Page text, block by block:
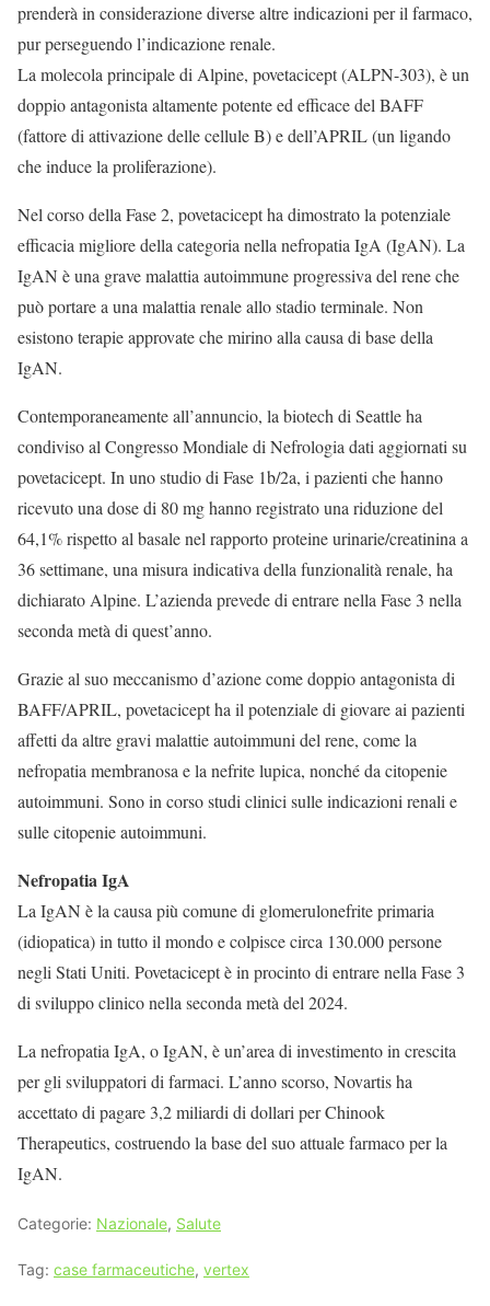
prenderà in considerazione diverse altre indicazioni per il farmaco,
pur perseguendo l’indicazione renale.
La molecola principale di Alpine, povetacicept (ALPN-303), è un
doppio antagonista altamente potente ed efficace del BAFF
(fattore di attivazione delle cellule B) e dell’APRIL (un ligando
che induce la proliferazione).
Nel corso della Fase 2, povetacicept ha dimostrato la potenziale
efficacia migliore della categoria nella nefropatia IgA (IgAN). La
IgAN è una grave malattia autoimmune progressiva del rene che
può portare a una malattia renale allo stadio terminale. Non
esistono terapie approvate che mirino alla causa di base della
IgAN.
Contemporaneamente all’annuncio, la biotech di Seattle ha
condiviso al Congresso Mondiale di Nefrologia dati aggiornati su
povetacicept. In uno studio di Fase 1b/2a, i pazienti che hanno
ricevuto una dose di 80 mg hanno registrato una riduzione del
64,1% rispetto al basale nel rapporto proteine urinarie/creatinina a
36 settimane, una misura indicativa della funzionalità renale, ha
dichiarato Alpine. L’azienda prevede di entrare nella Fase 3 nella
seconda metà di quest’anno.
Grazie al suo meccanismo d’azione come doppio antagonista di
BAFF/APRIL, povetacicept ha il potenziale di giovare ai pazienti
affetti da altre gravi malattie autoimmuni del rene, come la
nefropatia membranosa e la nefrite lupica, nonché da citopenie
autoimmuni. Sono in corso studi clinici sulle indicazioni renali e
sulle citopenie autoimmuni.
Nefropatia IgA
La IgAN è la causa più comune di glomerulonefrite primaria
(idiopatica) in tutto il mondo e colpisce circa 130.000 persone
negli Stati Uniti. Povetacicept è in procinto di entrare nella Fase 3
di sviluppo clinico nella seconda metà del 2024.
La nefropatia IgA, o IgAN, è un’area di investimento in crescita
per gli sviluppatori di farmaci. L’anno scorso, Novartis ha
accettato di pagare 3,2 miliardi di dollari per Chinook
Therapeutics, costruendo la base del suo attuale farmaco per la
IgAN.
Categorie: Nazionale, Salute
Tag: case farmaceutiche, vertex